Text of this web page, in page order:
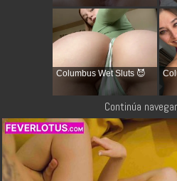
Columbus Wet Sluts 😈
Continúa